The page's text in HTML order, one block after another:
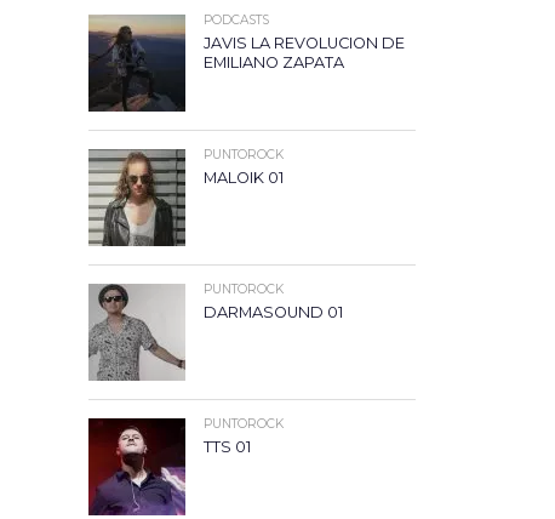
PODCASTS
JAVIS LA REVOLUCION DE
EMILIANO ZAPATA
PUNTOROCK
MALOIK 01
PUNTOROCK
DARMASOUND 01
PUNTOROCK
TTS 01